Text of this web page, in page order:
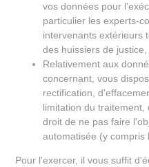
vos données pour
particulier les experts-
intervenants extérieurs
des huissiers de
Relativement aux
concernant, vous
rectification,
limitation du
droit de ne pas faire
automatisée (y compris
Pour l'exercer, il vous suffit